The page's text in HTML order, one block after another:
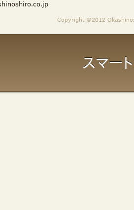
Copyright ©2012
スマー